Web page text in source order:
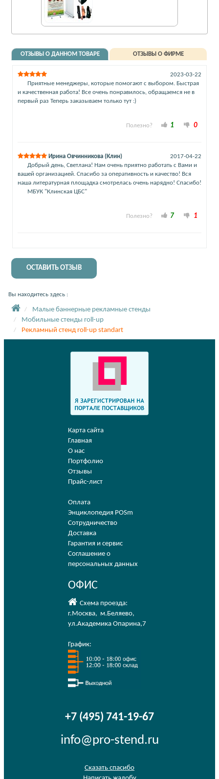
ОТЗЫВЫ О ДАННОМ ТОВАРЕ ОТЗЫВЫ О ФИРМЕ
2023-03-22
Приятные менеджеры, которые помогают с выбором. Быстрая
и качественная работа! Все очень понравилось, обращаемся не в
первый раз Теперь заказываем только тут :)
Полезно? 1 0
Ирина Овчинникова (Клин)
2017-04-22
Добрый день, Светлана! Нам очень приятно работать с Вами и
вашей организацией. Спасибо за оперативность и качество! Вся
наша литературная площадка смотрелась очень нарядно! Спасибо!
МБУК "Клинская ЦБС"
Полезно? 7 1
ОСТАВИТЬ ОТЗЫВ
Вы находитесь здесь :
Малые баннерные рекламные стенды
Мобильные стенды roll-up
Рекламный стенд roll-up standart
Карта сайта
Главная
О нас
Портфолио
Отзывы
Прайс-лист
Оплата
Энциклопедия POSm
Сотрудничество
Доставка
Гарантия и сервис
Соглашение о
персональных данных
ОФИС
Схема проезда:
г.Москва, м.Беляево,
ул.Академика Опарина,7
График:
+7 (495) 741-19-67
info@pro-stend.ru
Сказать спасибо